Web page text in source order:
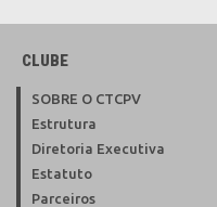
CLUBE
SOBRE O CTCPV
Estrutura
Diretoria Executiva
Estatuto
Parceiros